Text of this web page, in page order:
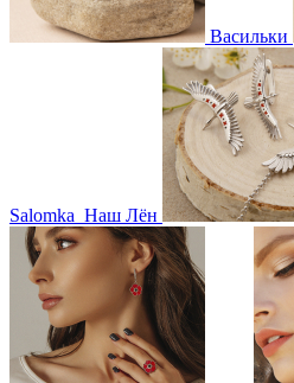
Васильки
Salomka Наш Лён